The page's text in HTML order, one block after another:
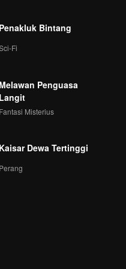
Penakluk Bintang
Fi
Melawan Penguasa
Langit
Fantasi Misterius
Kaisar Dewa Tertinggi
Perang